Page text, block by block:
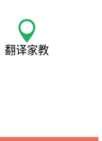
翻译家教